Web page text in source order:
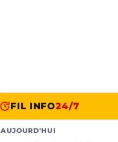
FIL INFO24/7
AUJOURD'HUI